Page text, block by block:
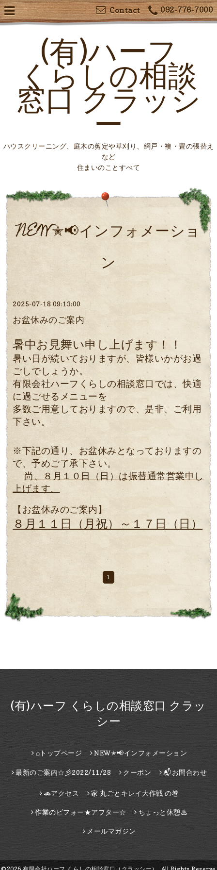
092-776-7000
Contact
(有)ハーフ
くらしの相談
窓口 クラッシ
ー
ハウスクリーニング、庭木の剪定や草刈り、網戸・襖・畳の張替え
など
住まいのことすべて
NEW✭📢インフォメーショ
ン
2025-07-18 09:13:00
お盆休みのご案内
暑中お見舞い申し上げます！！
暑い日が続いておりますが、皆様いかがお過
ごしでしょうか。
有限会社ハーフくらしの相談窓口では、快適
に過ごせるメニューを
多数ご用意しておりますので、是非、ご利用
下さい。
※下記の通り、お盆休みとなっておりますの
で、予めご了承下さい。
尚、８月１０日（日）は振替通常営業申し
上げます。
【お盆休みのご案内】
８月１１日（月祝）～１７日（日）
1
(有)ハーフ くらしの相談窓口 クラッ
シー
⌂トップページ NEW✭📢インフォメーション
最新のご案内☆彡2022/11/28 クーポン 📬お問合わせ
🚗アクセス 家 丸ごとキレイ大作戦 の巻
作業のビフォー★アフター☆ ちょっと休憩♨
メールマガジン